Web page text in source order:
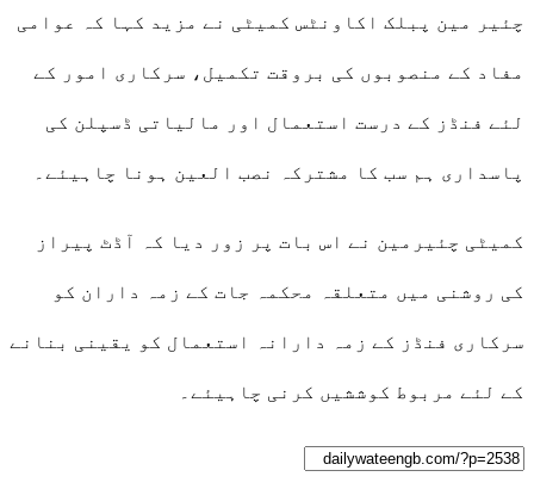
چئیر مین پبلک اکاونٹس کمیٹی نے مزید کہا کہ عوامی
مفاد کے منصوبوں کی بروقت تکمیل، سرکاری امور کے
لئے فنڈز کے درست استعمال اور مالیاتی ڈسپلن کی
پاسداری ہم سب کا مشترکہ نصب العین ہونا چاہیئے۔
کمیٹی چئیرمین نے اس بات پر زور دیا کہ آڈٹ پیراز
کی روشنی میں متعلقہ محکمہ جات کے زمہ داران کو
سرکاری فنڈز کے زمہ دارانہ استعمال کو یقینی بنانے
کے لئے مربوط کوششیں کرنی چاہیئے۔